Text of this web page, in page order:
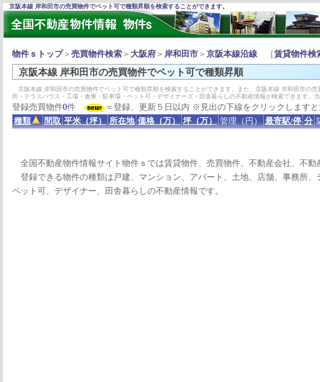
京阪本線 岸和田市の売買物件でペット可で種類昇順を検索することができます。
物件ｓトップ＞ 売買物件検索 ＞ 大阪府 ＞ 岸和田市 ＞ 京阪本線沿線 ［賃貸物件検
京阪本線 岸和田市の売買物件でペット可で種類昇順
京阪本線 岸和田市の売買物件でペット可で種類昇順を検索することができます。また、京阪本線 岸和田市の
所・テラスハウス・工場・倉庫・駐車場・ペット可・デザイナーズ・田舎暮らしの不動産情報が検索できます
登録売買物件0件
＝登録、更新５日以内 ※見出の下線をクリックしますと
種類
間取 平米（坪） 所在地 価格（万） 坪（万） 管理（円） 最寄駅/停 分
全国不動産物件情報サイト物件ｓでは賃貸物件、売買物件、不動産会社、不動
登録できる物件の種類は戸建、マンション、アパート、土地、店舗、事務所、
ペット可、デザイナー、田舎暮らしの不動産情報です。